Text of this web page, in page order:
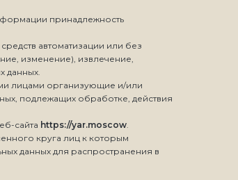
принадлежность
автоматизации или без
изменение), извлечение,
данных.
лицами организующие и/или
подлежащих обработке, действия
сайта https://yar.moscow.
круга лиц к которым
данных для распространения в